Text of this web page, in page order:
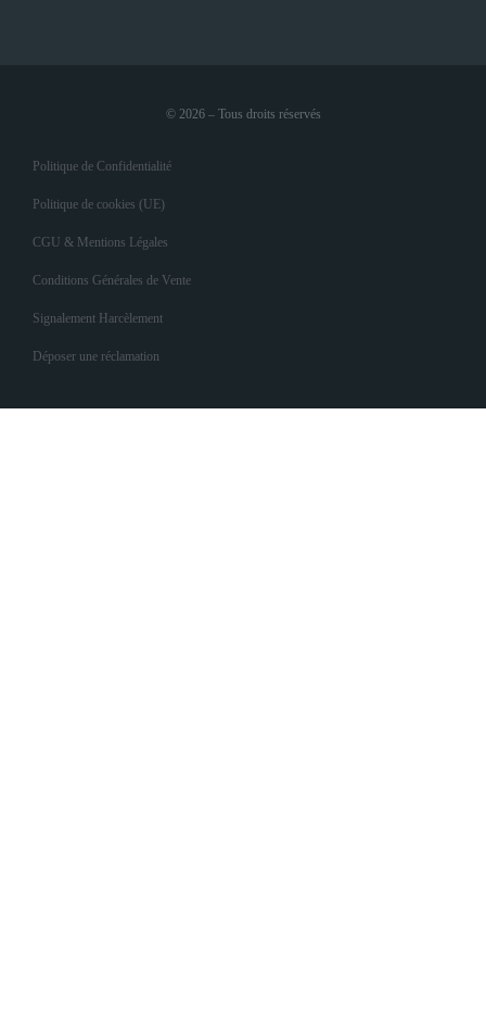
© 2026 – Tous droits réservés
Politique de Confidentialité
Politique de cookies (UE)
CGU & Mentions Légales
Conditions Générales de Vente
Signalement Harcèlement
Déposer une réclamation